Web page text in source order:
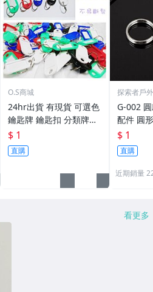
O.S商城
24hr出貨 有現貨 可選色
鑰匙牌 鑰匙扣 分類牌鎖
匙 分類牌 塑膠鑰匙牌 鑰
匙扣 號碼牌 分類牌 標記
鑰匙吊牌 掛牌
$ 1
直購
探索者戶
G-002
配件 圓
鑰匙圈
單個鑰
$ 1
直購
近期銷量
看更多